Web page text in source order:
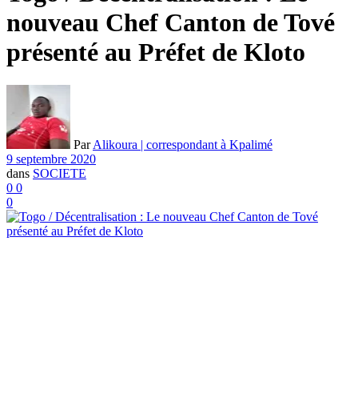
nouveau Chef Canton de Tové
présenté au Préfet de Kloto
Par Alikoura | correspondant à Kpalimé
9 septembre 2020
dans SOCIETE
0 0
0